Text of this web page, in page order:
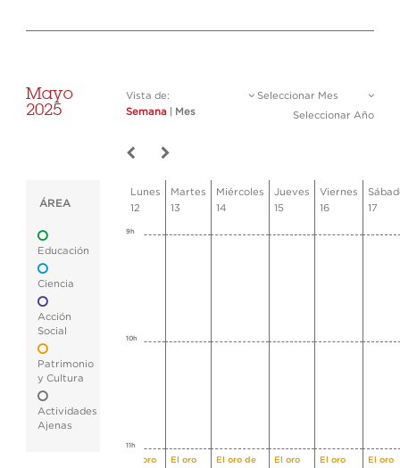
Mayo
2025
Vista de:
Semana
Mes
Seleccionar Mes
Seleccionar Año
ÁREA
Educación
Ciencia
Acción
Social
Patrimonio
y Cultura
Actividades
Ajenas
Lunes
12
Martes
13
Miércoles
14
Jueves
15
Viernes
16
17
9h
10h
11h
El oro
El oro
El oro de
El oro
El oro
El oro